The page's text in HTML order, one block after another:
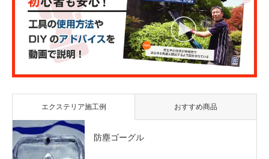
エクステリア施工例 おすすめ商品
防塵ゴーグル